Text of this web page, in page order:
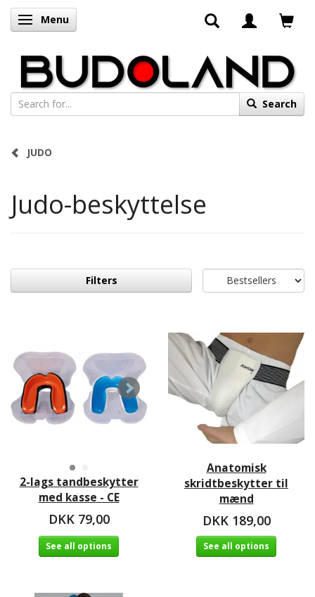
Toggle navigation
Menu
Search
JUDO
Judo-beskyttelse
Filters
2-lags tandbeskytter
med kasse - CE
DKK 79,00
See all options
Anatomisk
skridtbeskytter til
mænd
DKK 189,00
See all options